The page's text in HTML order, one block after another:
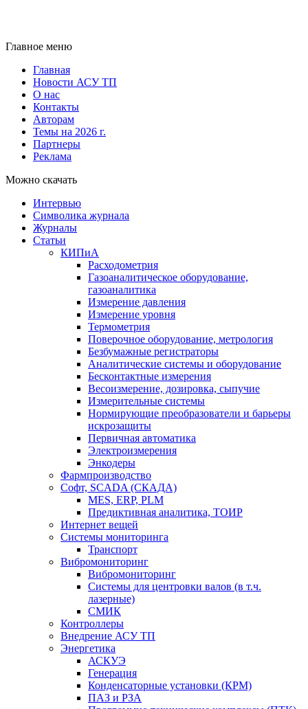
Главное меню
Главная
Новости АСУ ТП
О нас
Контакты
Авторам
Темы на 2026 г.
Партнеры
Реклама
Можно скачать
Интервью
Символика журнала
Журналы
Статьи
КИПиА
Расходометрия
Газоаналитическое оборудование,
газоаналитика
Измерение давления
Измерение уровня
Термометрия
Поверочное оборудование, метрология
Безбумажные регистраторы
Аналитические системы и оборудование
Бесконтактные измерения
Весоизмерение, дозировка, сыпучие
Измерительные системы
Нормирующие преобразователи и барьеры
искрозащиты
Первичная автоматика
Электроизмерения
Энкодеры
Фармпроизводство
Софт, SCADA (СКАДА)
MES, ERP, PLM
Предиктивная аналитика, ТОИР
Интернет вещей
Системы мониторинга
Транспорт
Вибромониторинг
Вибромониторинг
Системы для центровки валов (в т.ч.
лазерные)
СМИК
Контроллеры
Внедрение АСУ ТП
Энергетика
АСКУЭ
Генерация
Конденсаторные установки (КРМ)
ПАЗ и РЗА